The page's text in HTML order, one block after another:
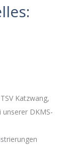
Katzwang,
DKMS-